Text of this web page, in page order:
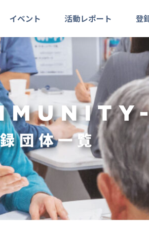
イベント 活動レポート 登